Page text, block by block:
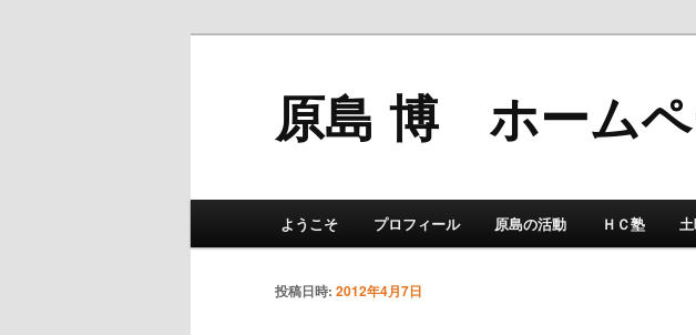
原島 博 ホーム
メインメニュー
メインコンテンツへ移動
サブコンテンツへ移動
ようこそ プロフィール 原島の活動 ＨＣ塾
投稿日時: 2012年4月7日